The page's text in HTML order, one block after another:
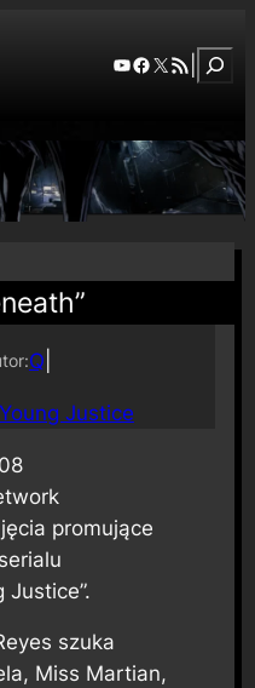
YouTube
Facebook
X RSS Feed
Q
Young Justice
promujące
Justice”.
szuka
Miss Martian,